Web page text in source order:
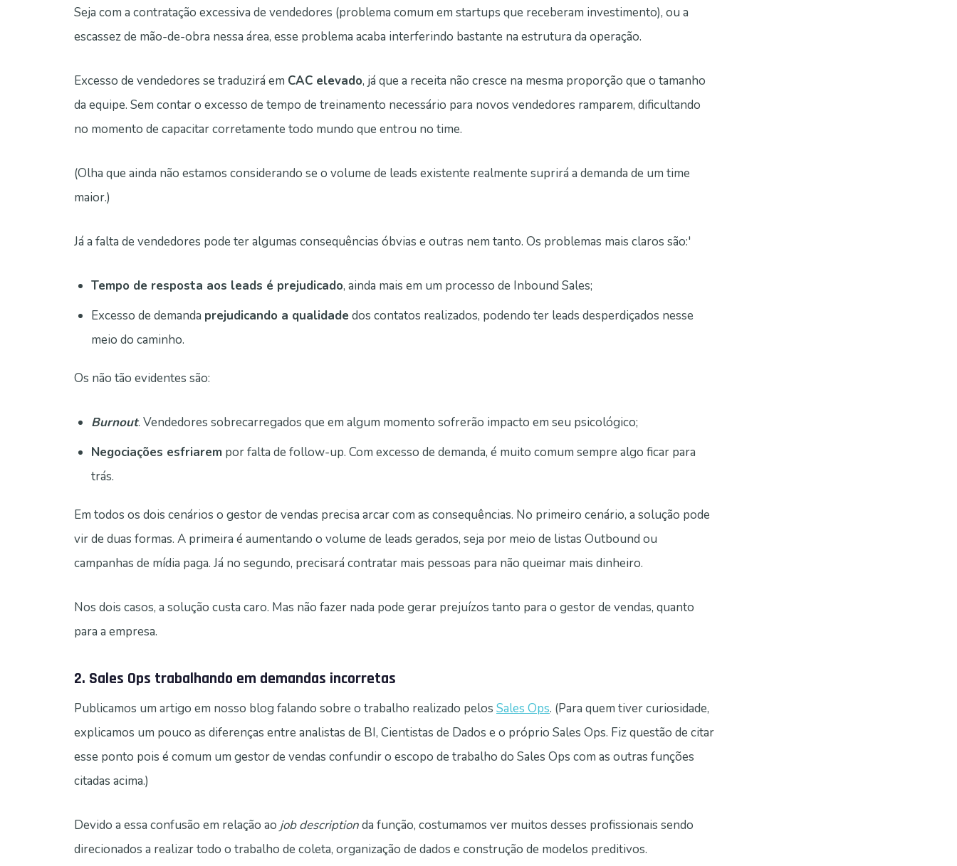
Seja com a contratação excessiva de vendedores (problema comum em startups que receberam investimento), ou a
escassez de mão-de-obra nessa área, esse problema acaba interferindo bastante na estrutura da operação.
Excesso de vendedores se traduzirá em CAC elevado, já que a receita não cresce na mesma proporção que o tamanho
da equipe. Sem contar o excesso de tempo de treinamento necessário para novos vendedores ramparem, dificultando
no momento de capacitar corretamente todo mundo que entrou no time.
(Olha que ainda não estamos considerando se o volume de leads existente realmente suprirá a demanda de um time
maior.)
Já a falta de vendedores pode ter algumas consequências óbvias e outras nem tanto. Os problemas mais claros são:'
Tempo de resposta aos leads é prejudicado, ainda mais em um processo de Inbound Sales;
Excesso de demanda prejudicando a qualidade dos contatos realizados, podendo ter leads desperdiçados nesse
meio do caminho.
Os não tão evidentes são:
Burnout. Vendedores sobrecarregados que em algum momento sofrerão impacto em seu psicológico;
Negociações esfriarem por falta de follow-up. Com excesso de demanda, é muito comum sempre algo ficar para
trás.
Em todos os dois cenários o gestor de vendas precisa arcar com as consequências. No primeiro cenário, a solução pode
vir de duas formas. A primeira é aumentando o volume de leads gerados, seja por meio de listas Outbound ou
campanhas de mídia paga. Já no segundo, precisará contratar mais pessoas para não queimar mais dinheiro.
Nos dois casos, a solução custa caro. Mas não fazer nada pode gerar prejuízos tanto para o gestor de vendas, quanto
para a empresa.
2. Sales Ops trabalhando em demandas incorretas
Publicamos um artigo em nosso blog falando sobre o trabalho realizado pelos Sales Ops. (Para quem tiver curiosidade,
explicamos um pouco as diferenças entre analistas de BI, Cientistas de Dados e o próprio Sales Ops. Fiz questão de citar
esse ponto pois é comum um gestor de vendas confundir o escopo de trabalho do Sales Ops com as outras funções
citadas acima.)
Devido a essa confusão em relação ao job descriptionda função, costumamos ver muitos desses profissionais sendo
direcionados a realizar todo o trabalho de coleta, organização de dados e construção de modelos preditivos.